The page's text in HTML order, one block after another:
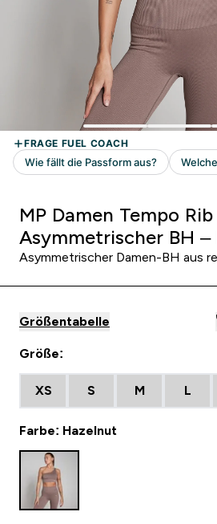
MP Damen Tempo
Asymmetrischer BH –
Asymmetrischer Damen-BH aus
Größentabelle
Größe:
XS S M L
Farbe: Hazelnut